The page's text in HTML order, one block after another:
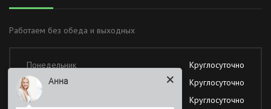
Работаем без обеда и выходных
Понедельник
Круглосуточно
Вторник
Круглосуточно
Среда
Круглосуточно
Анна